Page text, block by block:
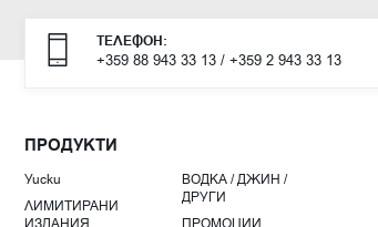
ТЕЛЕФОН:
+359 88 943 33 13 / +359 2 943 33 13
ПРОДУКТИ
Уиски
ЛИМИТИРАНИ
ВОДКА / ДЖИН /
ДРУГИ